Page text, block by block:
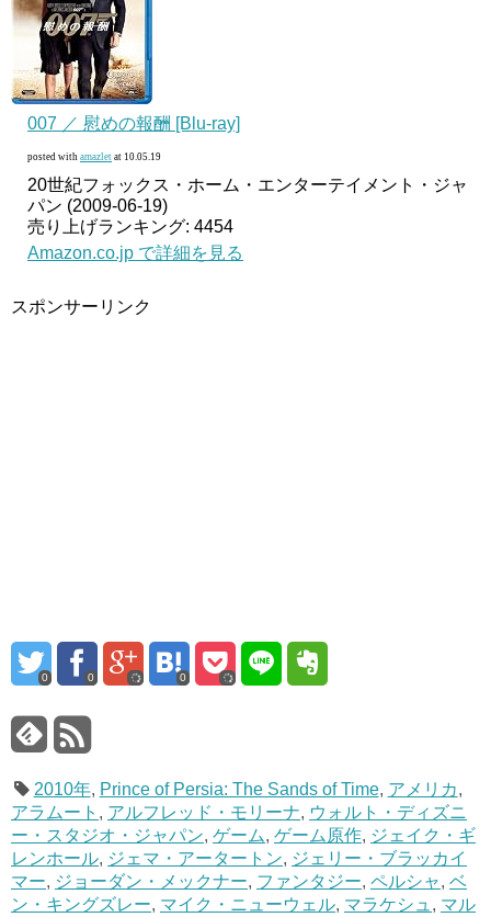
007 ／ 慰めの報酬 [Blu-ray]
posted with amazlet at 10.05.19
20世紀フォックス・ホーム・エンターテイメント・ジャ
パン (2009-06-19)
売り上げランキング: 4454
Amazon.co.jp で詳細を見る
スポンサーリンク
0 0 0
2010年, Prince of Persia: The Sands of Time, アメリカ,
アラムート , アルフレッド・モリーナ, ウォルト・ディズニ
ー・スタジオ・ジャパン, ゲーム, ゲーム原作, ジェイク・ギ
レンホール, ジェマ・アータートン, ジェリー・ブラッカイ
マー, ジョーダン・メックナー, ファンタジー, ペルシャ, ベ
ン・キングズレー, マイク・ニューウェル, マラケシュ , マル